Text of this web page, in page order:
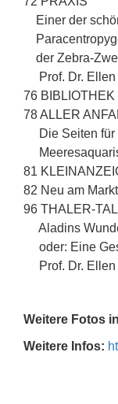
Einer der
der Zebra-
Prof. Dr. Ellen
76 BIBLIOTHEK
78 ALLER
Die Seiten für
81
82 Neu am Markt
96 THALER-
Aladins
oder: Eine
Prof. Dr. Ellen
Weitere Fotos
Weitere Infos: